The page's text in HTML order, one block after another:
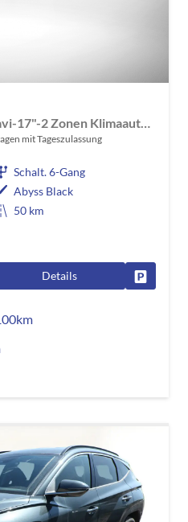
Jubile 1.6 T-GDI 48V 2WD Navi-17"-2 Zonen Klimaautomatik-LED-Kamera-Sofort
mit Tageszulassung
Schalt. 6-Gang
Abyss Black
50 km
Details